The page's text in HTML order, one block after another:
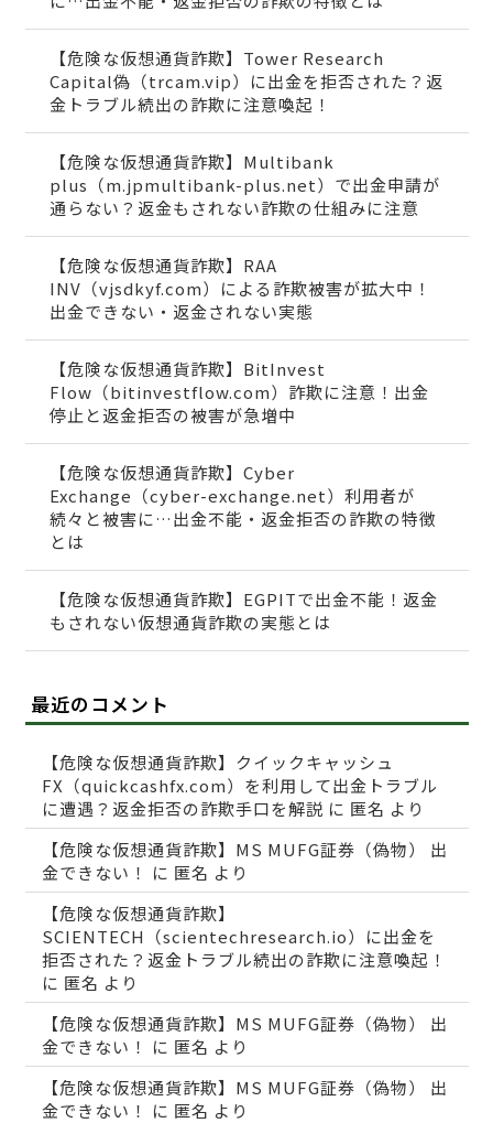
【危険な仮想通貨詐欺】Tower Research
Capital偽（trcam.vip）に出金を拒否された？返
金トラブル続出の詐欺に注意喚起！
【危険な仮想通貨詐欺】Multibank
plus（m.jpmultibank-plus.net）で出金申請が
通らない？返金もされない詐欺の仕組みに注意
【危険な仮想通貨詐欺】RAA
INV（vjsdkyf.com）による詐欺被害が拡大中！
出金できない・返金されない実態
【危険な仮想通貨詐欺】BitInvest
Flow（bitinvestflow.com）詐欺に注意！出金
停止と返金拒否の被害が急増中
【危険な仮想通貨詐欺】Cyber
Exchange（cyber-exchange.net）利用者が
続々と被害に…出金不能・返金拒否の詐欺の特徴
とは
【危険な仮想通貨詐欺】EGPITで出金不能！返金
もされない仮想通貨詐欺の実態とは
最近のコメント
【危険な仮想通貨詐欺】クイックキャッシュ
FX（quickcashfx.com）を利用して出金トラブル
に遭遇？返金拒否の詐欺手口を解説 に 匿名 より
【危険な仮想通貨詐欺】MS MUFG証券（偽物） 出
金できない！
に 匿名 より
【危険な仮想通貨詐欺】
SCIENTECH（scientechresearch.io）に出金を
拒否された？返金トラブル続出の詐欺に注意喚起！
に 匿名 より
【危険な仮想通貨詐欺】MS MUFG証券（偽物） 出
金できない！
に 匿名 より
【危険な仮想通貨詐欺】MS MUFG証券（偽物） 出
金できない！
に 匿名 より